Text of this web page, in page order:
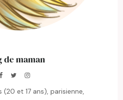
de maman
(20 et 17 ans), parisienne,